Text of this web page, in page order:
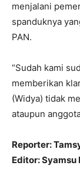
menjalani
spanduknya
PAN.
“Sudah kami
memberikan
(Widya) tidak
ataupun
Reporter:
Editor: Syamsu